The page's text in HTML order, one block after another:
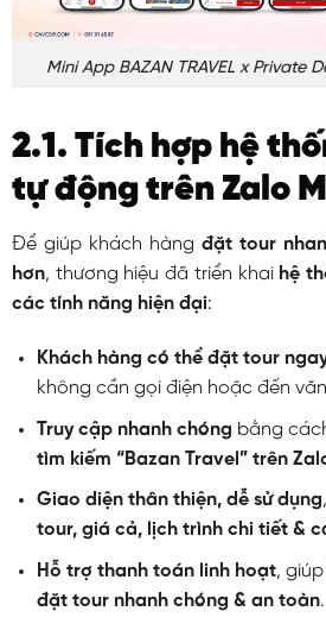
Mini App BAZAN TRAVEL x Private
2.1. Tích hợp hệ
tự động trên Zalo
Để giúp khách hàng đặt tour
hơn, thương hiệu đã triển khai hệ
các tính năng hiện đại:
Khách hàng có thể đặt tour
không cần gọi điện hoặc đến
Truy cập nhanh chóng bằng
tìm kiếm “Bazan Travel” trên
Giao diện thân thiện, dễ sử dụng
tour, giá cả, lịch trình chi tiết &
Hỗ trợ thanh toán linh hoạt,
đặt tour nhanh chóng & an toàn.